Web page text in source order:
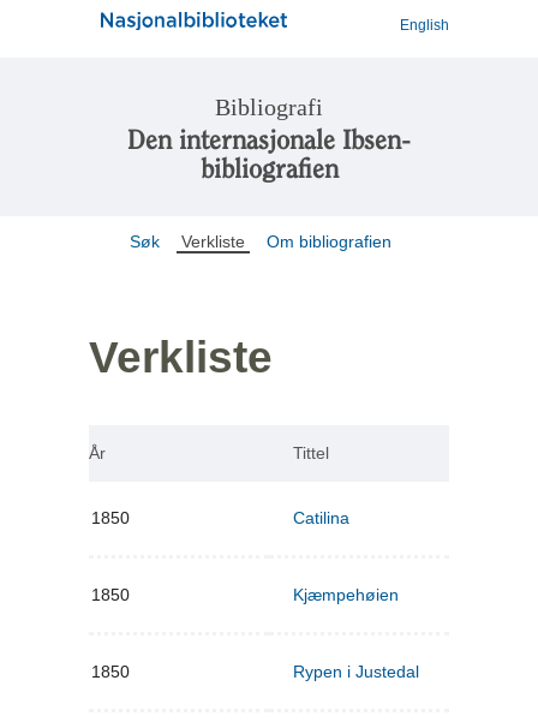
English
Bibliografi
Den internasjonale Ibsen-
bibliografien
Søk Verkliste Om bibliografien
Verkliste
År Tittel
1850 Catilina
1850 Kjæmpehøien
1850 Rypen i Justedal